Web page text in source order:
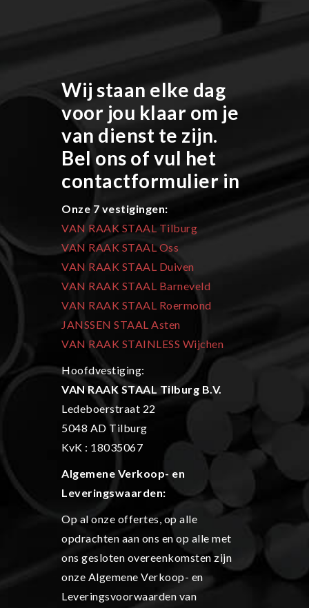
Wij staan elke dag
voor jou klaar om je
van dienst te zijn.
Bel ons of vul het
contactformulier in
Onze 7 vestigingen:
VAN RAAK STAAL Tilburg
VAN RAAK STAAL Oss
VAN RAAK STAAL Duiven
VAN RAAK STAAL Barneveld
VAN RAAK STAAL Roermond
JANSSEN STAAL Asten
VAN RAAK STAINLESS Wijchen
Hoofdvestiging:
VAN RAAK STAAL Tilburg B.V.
Ledeboerstraat 22
5048 AD Tilburg
KvK : 18035067
Algemene Verkoop- en
Leveringswaarden:
Op al onze offertes, op alle
opdrachten aan ons en op alle met
ons gesloten overeenkomsten zijn
onze Algemene Verkoop- en
Leveringsvoorwaarden van